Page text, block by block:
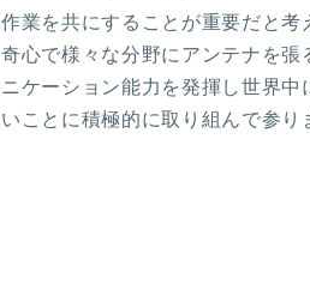
作業を共にすることが重要だと考
奇心で様々な分野にアンテナを張
ニケーション能力を発揮し世界中
いことに積極的に取り組んで参り